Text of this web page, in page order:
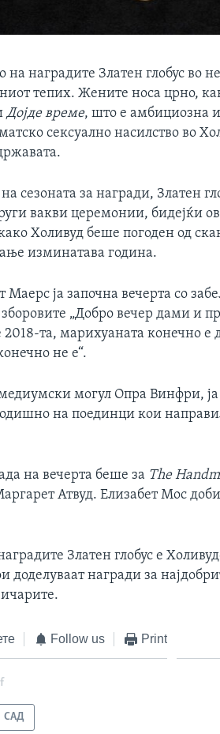
на наградите Златен глобус во
тепих. Жените носа црно,
Дојде време, што е амбициозна
сексуално насилство во
сезоната за награди, Златен
вакви церемонии, бидејќи
Холивуд беше погоден од
изминатава година.
Маерс ја започна вечерта со
„Добро вечер дами и
та, марихуаната конечно е
не е“.
могул Опра Винфри, ја
на поединци кои
на вечерта беше за The
Атвуд. Елизабет Мос
Златен глобус е
доделуваат награди за
Follow us Print
САД